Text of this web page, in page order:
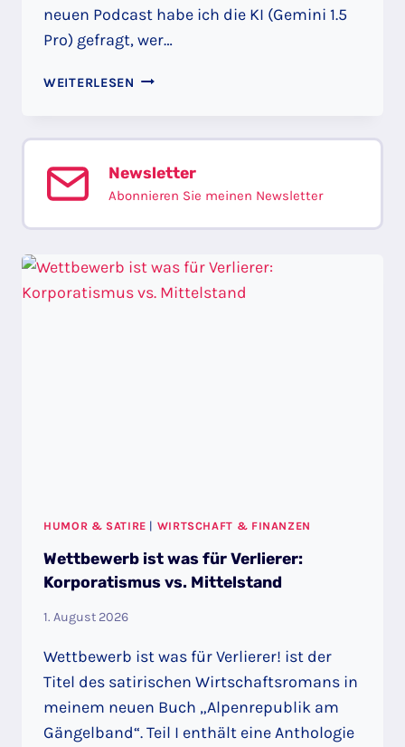
neuen Podcast habe ich die KI (Gemini 1.5
Pro) gefragt, wer…
WEITERLESEN FRAGE
KI:
PROFITIERT
VOM
KRIEG?“
HÖREN
SIE,
Newsletter
Abonnieren Sie meinen Newsletter
HUMOR & SATIRE | WIRTSCHAFT & FINANZEN
Wettbewerb ist was für Verlierer:
Korporatismus vs. Mittelstand
1. August 2026
Wettbewerb ist was für Verlierer! ist der
Titel des satirischen Wirtschaftsromans in
meinem neuen Buch „Alpenrepublik am
Gängelband“. Teil I enthält eine Anthologie